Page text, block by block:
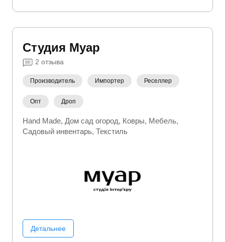
Студия Муар
2 отзыва
Производитель Импортер Реселлер
Опт Дроп
Hand Made Дом сад огород Ковры Мебель
Садовый инвентарь Текстиль
Детальнее